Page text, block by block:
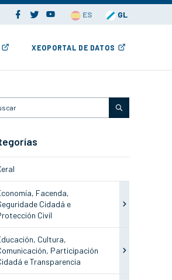
ES GL
XEOPORTAL DE DATOS
Facenda,
Cidadá e
Civil
Cultura,
Participación
e Transparencia